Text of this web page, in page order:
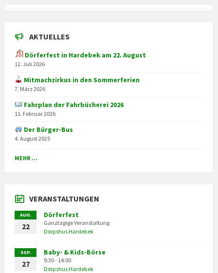
AKTUELLES
Dörferfest in Hardebek am 22. August
12. Juli 2026
Mitmachzirkus in den Sommerferien
7. März 2026
Fahrplan der Fahrbücherei 2026
11. Februar 2026
Der Bürger-Bus
4. August 2025
MEHR ...
VERANSTALTUNGEN
AUG.
22
Dörferfest
Ganztägige Veranstaltung
Dörpshus Hardebek
SEP.
27
Baby- & Kids-Börse
9:30 - 14:00
Dörpshus Hardebek